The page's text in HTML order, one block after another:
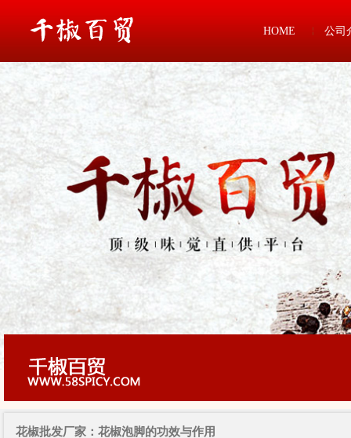
HOME 公司
花椒批发厂家：花椒泡脚的功效与作用